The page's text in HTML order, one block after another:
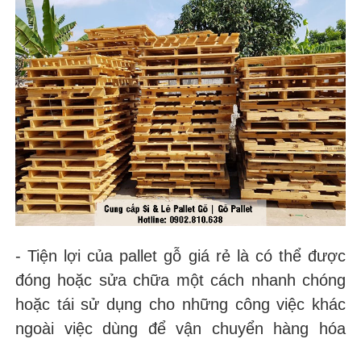
- Tiện lợi của pallet gỗ giá rẻ là có thể được
đóng hoặc sửa chữa một cách nhanh chóng
hoặc tái sử dụng cho những công việc khác
ngoài việc dùng để vận chuyển hàng hóa